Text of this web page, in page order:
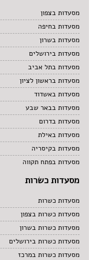
מרקים
מתוקים
סיני
סנדוויץ' בר
פאב
מסעדות בצפון
מסעדות בחיפה
מסעדות בשרון
מסעדות בירושלים
מסעדות בתל אביב
מסעדות בראשון לציון
מסעדות באשדוד
מסעדות בבאר שבע
מסעדות בדרום
מסעדות באילת
מסעדות בקיסריה
מסעדות בפתח תקווה
מסעדות כשרות
מסעדות כשרות
מסעדות כשרות בצפון
מסעדות כשרות בשרון
מסעדות כשרות בירושלים
מסעדות כשרות במרכז